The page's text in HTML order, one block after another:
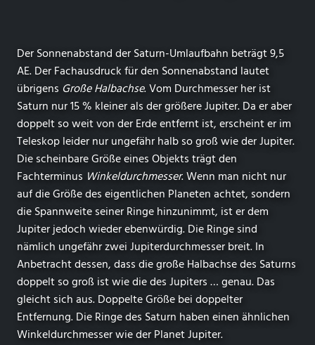
Der Sonnenabstand der Saturn-Umlaufbahn beträgt 9,5
AE. Der Fachausdruck für den Sonnenabstand lautet
übrigens Große Halbachse. Vom Durchmesser her ist
Saturn nur 15 % kleiner als der größere Jupiter. Da er aber
doppelt so weit von der Erde entfernt ist, erscheint er im
Teleskop leider nur ungefähr halb so groß wie der Jupiter.
Die scheinbare Größe eines Objekts trägt den
Fachterminus Winkeldurchmesser. Wenn man nicht nur
auf die Größe des eigentlichen Planeten achtet, sondern
die Spannweite seiner Ringe hinzunimmt, ist er dem
Jupiter jedoch wieder ebenwürdig. Die Ringe sind
nämlich ungefähr zwei Jupiterdurchmesser breit. In
Anbetracht dessen, dass die große Halbachse des Saturns
doppelt so groß ist wie die des Jupiters … genau. Das
gleicht sich aus. Doppelte Größe bei doppelter
Entfernung. Die Ringe des Saturn haben einen ähnlichen
Winkeldurchmesser wie der Planet Jupiter.